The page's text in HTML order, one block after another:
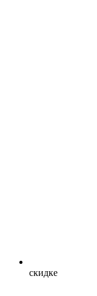
скидке